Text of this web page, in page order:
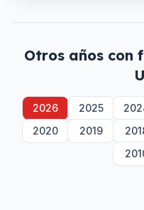
Otros años con
2026 2025
2020
2019